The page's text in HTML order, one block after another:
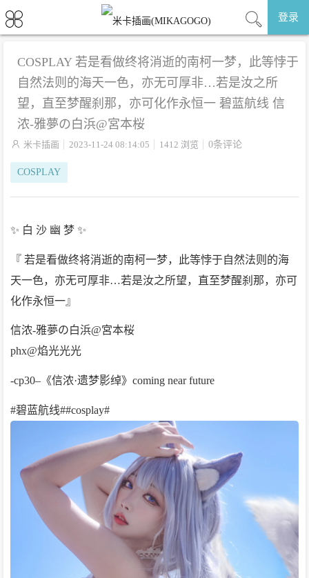
登录
COSPLAY 若是看做终将消逝的南柯一梦，此等悖于
自然法则的海天一色，亦无可厚非…若是汝之所
望，直至梦醒刹那，亦可化作永恒一 碧蓝航线 信
浓-雅夢の白浜@宮本桜
 米卡插画 2023-11-24 08:14:05 1412 浏览 0条评论
COSPLAY
✨ 白 沙 幽 梦 ✨
『 若是看做终将消逝的南柯一梦，此等悖于自然法则的海
天一色，亦无可厚非…若是汝之所望，直至梦醒刹那，亦可
化作永恒一』
信浓-雅夢の白浜@宮本桜
phx@焰光光光
-cp30–《信浓·遗梦影绰》coming near future
#碧蓝航线##cosplay#